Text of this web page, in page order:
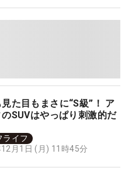
た目もまさに“S級”！ ア
のSUVはやっぱり刺激的だ
ライフ
月1日 (月) 11時45分